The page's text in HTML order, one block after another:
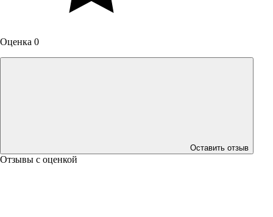
Оценка 0
Оставить отзыв
Отзывы с оценкой